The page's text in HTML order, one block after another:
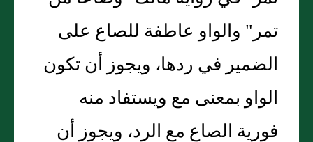
تمر" والواو عاطفة للصاع على
الضمير في ردها، ويجوز أن تكون
الواو بمعنى مع ويستفاد منه
فورية الصاع مع الرد، ويجوز أن